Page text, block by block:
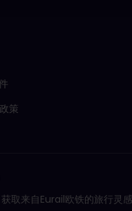
策
取来自Eurail欧铁的旅行灵